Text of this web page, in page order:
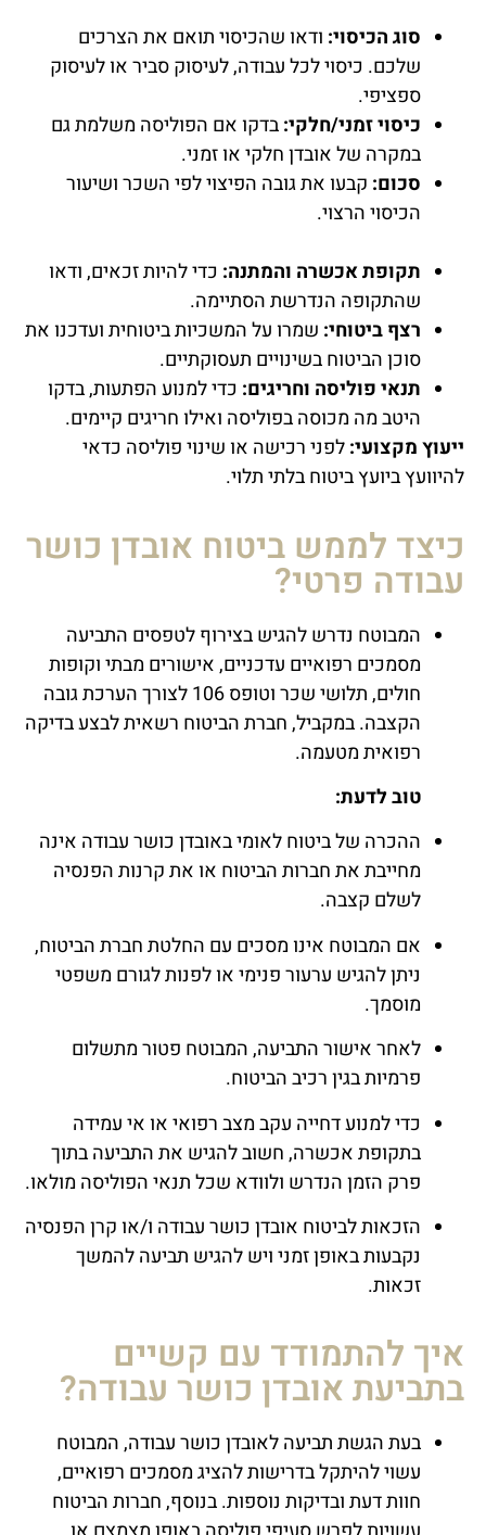
סוג הכיסוי: ודאו שהכיסוי תואם את הצרכים
שלכם. כיסוי לכל עבודה, לעיסוק סביר או לעיסוק
ספציפי.
כיסוי זמני/חלקי:בדקו אם הפוליסה משלמת גם
במקרה של אובדן חלקי או זמני.
סכום: קבעו את גובה הפיצוי לפי השכר ושיעור
הכיסוי הרצוי.
תקופת אכשרה והמתנה: כדי להיות זכאים, ודאו
שהתקופה הנדרשת הסתיימה.
רצף ביטוחי: שמרו על המשכיות ביטוחית ועדכנו את
סוכן הביטוח בשינויים תעסוקתיים.
תנאי פוליסה וחריגים: כדי למנוע הפתעות, בדקו
היטב מה מכוסה בפוליסה ואילו חריגים קיימים.
ייעוץ מקצועי:לפני רכישה או שינוי פוליסה כדאי
להיוועץ ביועץ ביטוח בלתי תלוי.
כיצד לממש ביטוח אובדן כושר
עבודה פרטי?
המבוטח נדרש להגיש בצירוף לטפסים התביעה
מסמכים רפואיים עדכניים, אישורים מבתי וקופות
חולים, תלושי שכר וטופס 106 לצורך הערכת גובה
הקצבה. במקביל, חברת הביטוח רשאית לבצע בדיקה
רפואית מטעמה.
טוב לדעת:
ההכרה של ביטוח לאומי באובדן כושר עבודה אינה
מחייבת את חברות הביטוח או את קרנות הפנסיה
לשלם קצבה.
אם המבוטח אינו מסכים עם החלטת חברת הביטוח,
ניתן להגיש ערעור פנימי או לפנות לגורם משפטי
מוסמך.
לאחר אישור התביעה, המבוטח פטור מתשלום
פרמיות בגין רכיב הביטוח.
כדי למנוע דחייה עקב מצב רפואי או אי עמידה
בתקופת אכשרה, חשוב להגיש את התביעה בתוך
פרק הזמן הנדרש ולוודא שכל תנאי הפוליסה מולאו.
הזכאות לביטוח אובדן כושר עבודה ו/או קרן הפנסיה
נקבעות באופן זמני ויש להגיש תביעה להמשך
זכאות.
איך להתמודד עם קשיים
בתביעת אובדן כושר עבודה?
בעת הגשת תביעה לאובדן כושר עבודה, המבוטח
עשוי להיתקל בדרישות להציג מסמכים רפואיים,
חוות דעת ובדיקות נוספות. בנוסף, חברות הביטוח